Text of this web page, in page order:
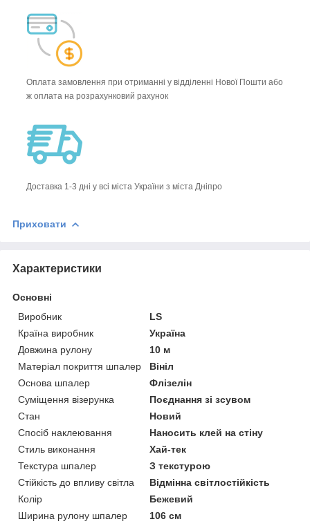
Оплата замовлення при отриманні у відділенні Нової Пошти або
ж оплата на розрахунковий рахунок
Доставка 1-3 дні у всі міста України з міста Дніпро
Приховати
Характеристики
Основні
Виробник
LS
Країна виробник
Україна
Довжина рулону
10 м
Матеріал покриття шпалер
Вініл
Основа шпалер
Флізелін
Суміщення візерунка
Поєднання зі зсувом
Стан
Новий
Спосіб наклеювання
Наносить клей на стіну
Стиль виконання
Хай-тек
Текстура шпалер
З текстурою
Стійкість до впливу світла
Відмінна світлостійкість
Колір
Бежевий
Ширина рулону шпалер
106 см